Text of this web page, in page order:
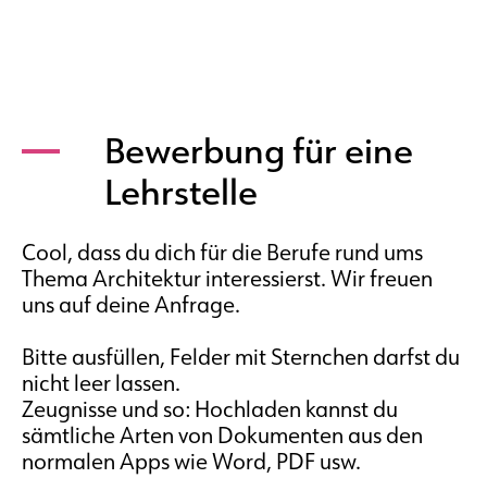
Bewerbung für eine
Lehrstelle
Cool, dass du dich für die Berufe rund ums
Thema Architektur interessierst. Wir freuen
uns auf deine Anfrage.
Bitte ausfüllen, Felder mit Sternchen darfst du
nicht leer lassen.
Zeugnisse und so: Hochladen kannst du
sämtliche Arten von Dokumenten aus den
normalen Apps wie Word, PDF usw.